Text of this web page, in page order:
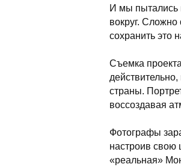
И мы пытались
вокруг.
сохранить это
Съемка
страны.
воссоздавая
Фотографы
настроив свою
«реальная»